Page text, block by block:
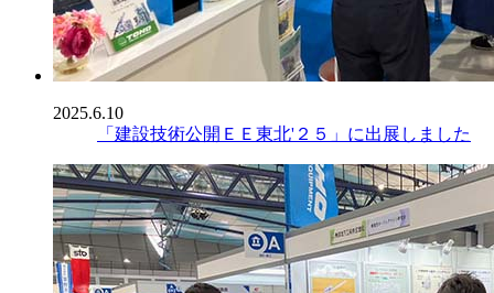
2025.6.10
「建設技術公開ＥＥ東北'２５」に出展しました